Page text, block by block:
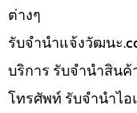
ต่างๆ
รับจํานําแจ้งวัฒนะ
บริการ รับจำนำสิน
โทรศัพท์ รับจำนำไ